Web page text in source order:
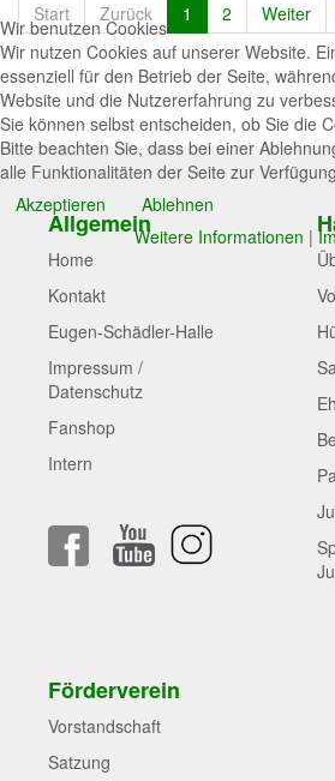
Start Zurück 1 2 Weiter
Allgemein
Home
Kontakt
Eugen-Schädler-Halle
Impressum /
Datenschutz
Fanshop
Intern
Förderverein
Vorstandschaft
Satzung
Wir benutzen Cookies
Wir nutzen Cookies auf unserer Website.
essenziell für den Betrieb der Seite,
Website und die Nutzererfahrung zu
Sie können selbst entscheiden, ob Sie die
Bitte beachten Sie, dass bei einer
alle Funktionalitäten der Seite zur
Akzeptieren
Ablehnen
Weitere Informationen |